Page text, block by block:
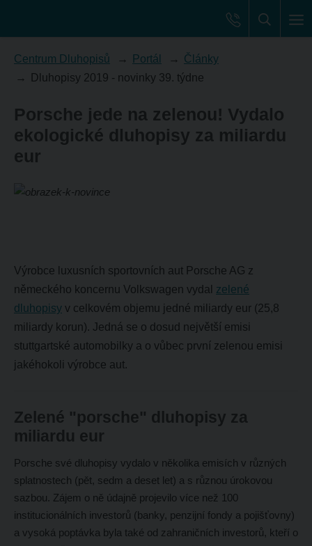
Centrum Dluhopisů Portál
Články
Dluhopisy 2019 - novinky 39. týdne
Porsche jede na zelenou! Vydalo
ekologické dluhopisy za miliardu
eur
Výrobce luxusních sportovních aut Porsche AG z
německého koncernu Volkswagen vydal zelené
dluhopisyv celkovém objemu jedné miliardy eur (25,8
miliardy korun). Jedná se o dosud největší emisi
stuttgartské automobilky a o vůbec první zelenou emisi
jakéhokoli výrobce aut.
Zelené "porsche" dluhopisy za
miliardu eur
Porsche své dluhopisy vydalo v několika emisích v různých
splatnostech (pět, sedm a deset let) a s různou úrokovou
sazbou. Zájem o ně údajně projevilo více než 100
institucionálních investorů (banky, penzijní fondy a pojišťovny)
a vysoká poptávka byla také od zahraničních investorů, kteří o